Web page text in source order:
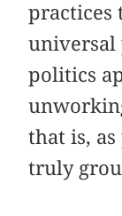
practices
universal
politics
that is,
truly